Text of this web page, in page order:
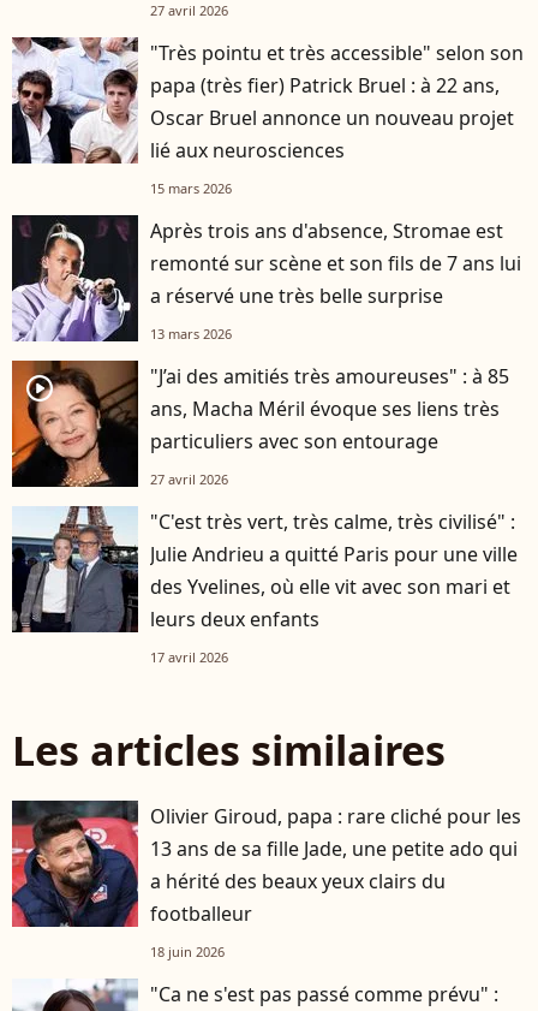
27 avril 2026
"Très pointu et très accessible" selon son
papa (très fier) Patrick Bruel : à 22 ans,
Oscar Bruel annonce un nouveau projet
lié aux neurosciences
15 mars 2026
Après trois ans d'absence, Stromae est
remonté sur scène et son fils de 7 ans lui
a réservé une très belle surprise
13 mars 2026
player2
"J’ai des amitiés très amoureuses" : à 85
ans, Macha Méril évoque ses liens très
particuliers avec son entourage
27 avril 2026
"C'est très vert, très calme, très civilisé" :
Julie Andrieu a quitté Paris pour une ville
des Yvelines, où elle vit avec son mari et
leurs deux enfants
17 avril 2026
Les articles similaires
Olivier Giroud, papa : rare cliché pour les
13 ans de sa fille Jade, une petite ado qui
a hérité des beaux yeux clairs du
footballeur
18 juin 2026
"Ca ne s'est pas passé comme prévu" :